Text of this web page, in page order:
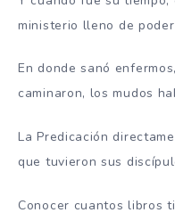
ministerio lleno de
En donde sanó
caminaron, los mudos
La Predicación
que tuvieron sus
Conocer cuantos libros